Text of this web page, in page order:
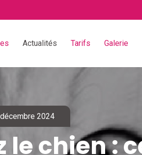
Actualités Tarifs Galerie
2024
le chien :